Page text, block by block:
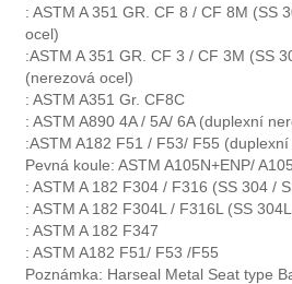
: ASTM A 351 GR. CF 8 / CF 8M (SS
ocel)
:ASTM A 351 GR. CF 3 / CF 3M (SS
(nerezová ocel)
: ASTM A351 Gr. CF8C
: ASTM A890 4A / 5A/ 6A (duplexní
:ASTM A182 F51 / F53/ F55
Pevná koule: ASTM A105N+ENP/
: ASTM A 182 F304 / F316 (SS 304 /
: ASTM A 182 F304L / F316L (SS
: ASTM A 182 F347
: ASTM A182 F51/ F53 /F55
Poznámka: Harseal Metal Seat type